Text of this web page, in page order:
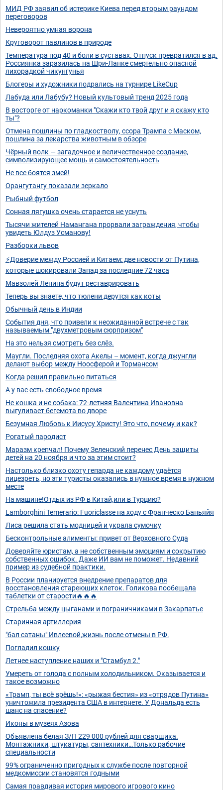
МИД РФ заявил об истерике Киева перед вторым раундом
переговоров
Невероятно умная ворона
Круговорот павлинов в природе
Температура под 40 и боли в суставах. Отпуск превратился в ад.
Россиянка заразилась на Шри-Ланке смертельно опасной
лихорадкой чикунгунья
Блогеры и художники подрались на турнире LikeCup
Лабуда или Лабубу? Новый культовый тренд 2025 года
В восторге от наркоманки "Скажи кто твой друг и я скажу кто
ты"?
Отмена пошлины по гладкостволу, ссора Трампа с Маском,
пошлина за лекарства животным в обзоре
Чёрный волк — загадочное и величественное создание,
символизирующее мощь и самостоятельность
Не все боятся змей!
Орангутангу показали зеркало
Рыбный футбол
Сонная лягушка очень старается не уснуть
Тысячи жителей Намангана прорвали заграждения, чтобы
увидеть Юлдуз Усманову!
Разборки львов
⚡Доверие между Россией и Китаем: две новости от Путина,
которые шокировали Запад за последние 72 часа
Мавзолей Ленина будут реставрировать
Теперь вы знаете, что тюлени дерутся как коты
Обычный день в Индии
События дня, что привели к неожиданной встрече с так
называемым "двухметровым сюрпризом"
На это нельзя смотреть без слёз.
Маугли. Последняя охота Акелы – момент, когда джунгли
делают выбор между Ноосферой и Тормансом
Когда решил правильно питаться
А у вас есть свободное время
Не кошка и не собака: 72-летняя Валентина Ивановна
выгуливает бегемота во дворе
Безумная Любовь к Иисусу Христу! Это что, почему и как?
Рогатый пародист
Маразм крепчал! Почему Зеленский перенес День защиты
детей на 20 ноября и что за этим стоит?
Настолько близко охоту гепарда не каждому удаётся
лицезреть, но эти туристы оказались в нужное время в нужном
месте
На машине!Отдых из РФ в Китай,или в Турцию?
Lamborghini Temerario: Fuoriclasse на ходу с Франческо Баньяйя
Лиса решила стать модницей и украла сумочку
Бесконтрольные алименты: привет от Верховного Суда
Доверяйте юристам, а не собственным эмоциям и сокрытию
собственных ошибок. Даже ИИ вам не поможет. Недавний
пример из судебной практики.
В России планируется внедрение препаратов для
восстановления стареющих клеток. Голикова пообещала
таблетки от старости🔥🔥🔥
Стрельба между цыганами и пограничниками в Закарпатье
Старинная артиллерия
"бал сатаны" Ивлеевой,жизнь после отмены в РФ.
Погладил кошку
Летнее наступление наших и "Стамбул 2."
Умереть от голода с полным холодильником. Оказывается и
такое возможно
«Трамп, ты всё врёшь!»: «рыжая бестия» из «отрядов Путина»
уничтожила президента США в интернете. У Дональда есть
шанс на спасение?
Иконы в музеях Азова
Объявлена белая З/П 229 000 рублей для сварщика.
Монтажники, штукатуры, сантехники…Только рабочие
специальности
99% ограниченно пригодных к службе после повторной
медкомиссии становятся годными
Самая правдивая история мирового игрового кино